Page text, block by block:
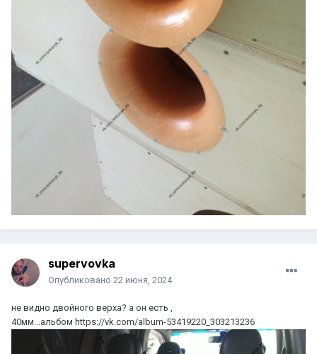
supervovka
Опубликовано 22 июня, 2024
не видно двойного верха? а он есть ,
40мм...альбом https://vk.com/album-53419220_303213236